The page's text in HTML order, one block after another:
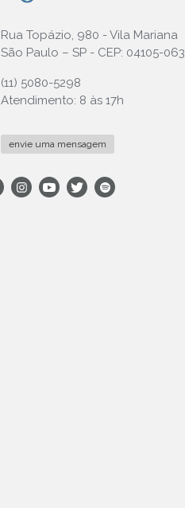
Rua Topázio, 980 - Vila Mariana
São Paulo – SP - CEP: 04105-063
(11) 5080-5298
Atendimento: 8 às 17h
envie uma mensagem